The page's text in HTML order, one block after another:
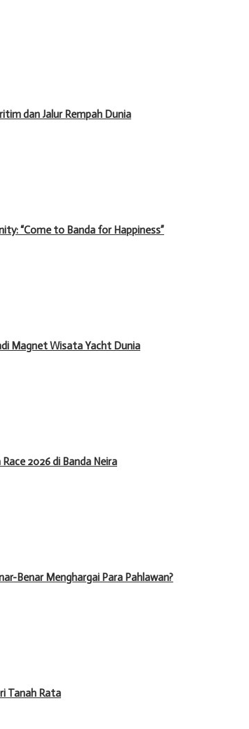
dan Jalur Rempah Dunia
“Come to Banda for Happiness”
Magnet Wisata Yacht Dunia
2026 di Banda Neira
Benar Menghargai Para Pahlawan?
Tanah Rata